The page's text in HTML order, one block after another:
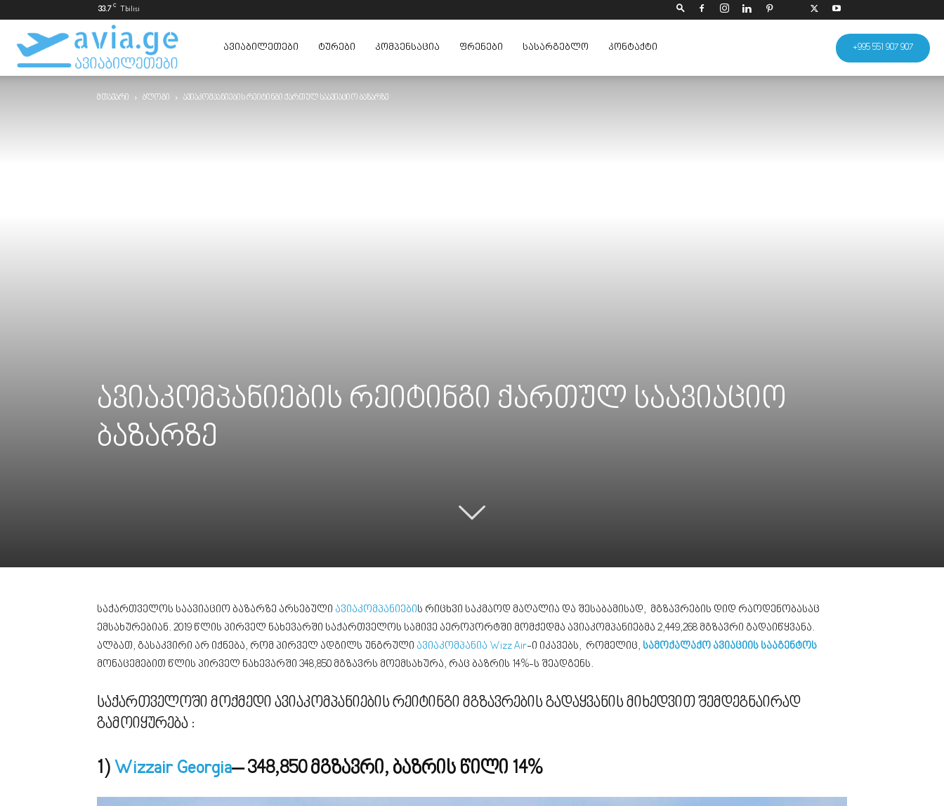
33.7 C Tbilisi
+995 551 907 907
ავიაბილეთები
ყველაზე
ᲐᲕᲘᲐᲑᲘᲚᲔᲗᲔᲑᲘ ᲢᲣᲠᲔᲑᲘ ᲙᲝᲛᲞᲔᲜᲡᲐᲪᲘᲐ ᲤᲠᲔᲜᲔᲑᲘ ᲡᲐᲡᲐᲠᲒᲔᲑᲚᲝ ᲙᲝᲜᲢᲐᲥᲢᲘ
მთავარი ბლოგი ავიაკომპანიების რეიტინგი ქართულ საავიაციო ბაზარზე
ავიაკომპანიების რეიტინგი ქართულ საავიაციო
ბაზარზე
საქართველოს საავიაციო ბაზარზე არსებული ავიაკომპანიების რიცხვი საკმაოდ მაღალია და შესაბამისად, მგზავრების დიდ რაოდენობასაც
ემსახურებიან. 2019 წლის პირველ ნახევარში საქართველოს სამივე აეროპორტში მომქედმა ავიაკომპანიებმა 2,449,268 მგზავრი გადაიწყვანა.
ალბათ, გასაკვირი არ იქნება, რომ პირველ ადგილს უნგრული ავიაკომპანია Wizz Air-ი იკავებს, რომელიც, სამოქალაქო ავიაციის სააგენტოს
მონაცემებით წლის პირველ ნახევარში 348,850 მგზავრს მოემსახურა, რაც ბაზრის 14%-ს შეადგენს.
საქართველოში მოქმედი ავიაკომპანიების რეიტინგი მგზავრების გადაყვანის მიხედვით შემდეგნაირად
გამოიყურება :
1) Wizzair Georgia– 348,850 მგზავრი, ბაზრის წილი 14%